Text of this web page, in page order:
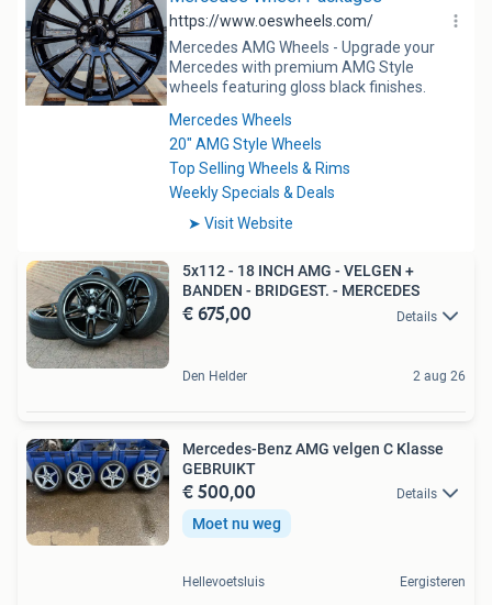
5x112 - 18 INCH AMG - VELGEN +
BANDEN - BRIDGEST. - MERCEDES
€ 675,00 Details
Den Helder 2 aug 26
Mercedes-Benz AMG velgen C Klasse
GEBRUIKT
€ 500,00 Details
Moet nu weg
Hellevoetsluis Eergisteren